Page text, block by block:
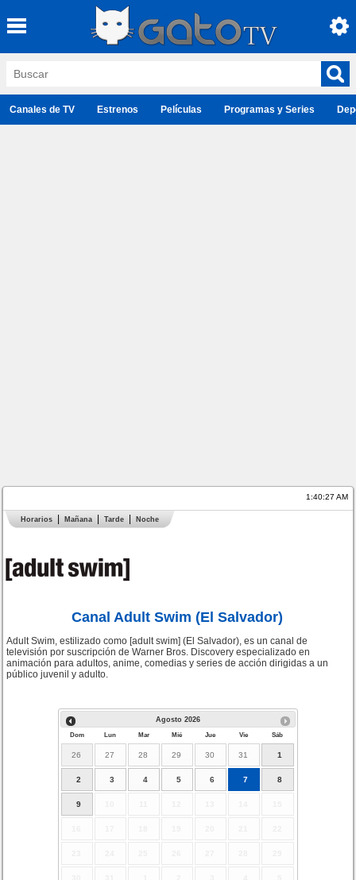
Canales de TV Estrenos Películas Programas y Series
1:40:27 AM
Horarios Mañana Tarde Noche
Canal Adult Swim (El Salvador)
Adult Swim, estilizado como [adult swim] (El Salvador), es un canal de
televisión por suscripción de Warner Bros. Discovery especializado en
animación para adultos, anime, comedias y series de acción dirigidas a un
público juvenil y adulto.
Agosto 2026
Dom Lun Mar Mié Jue Vie Sáb
26 27 28 29 30 31 1
2 3 4 5 6 7 8
9